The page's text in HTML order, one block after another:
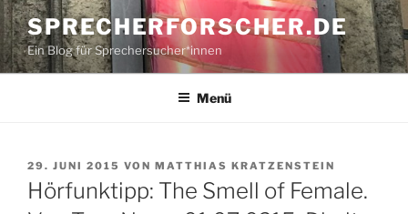
Zum
Inhalt
springen
SPRECHERFORSCHER.DE
Ein Blog für Sprechersucher*innen
Menü
VERÖFFENTLICHT
AM
29. JUNI 2015 VON MATTHIAS KRATZENSTEIN
Hörfunktipp: The Smell of Female.